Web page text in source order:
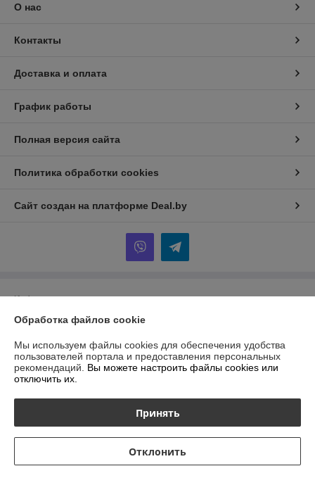
О нас
Контакты
Доставка и оплата
График работы
Полная версия сайта
Политика обработки cookies
Сайт создан на платформе Deal.by
Информация для покупателя
Индивидуальный предприниматель:
Гомельская д.51
Регистрационный номер ЕГР: 491479958
Регистрационный орган: Буда-Кошелёвский районный
Дата регистрации компании: 22.02.2022
Местонахождение книги жалоб и предложений: ул.Тимирязева 65
Обработка файлов cookie
Мы используем файлы cookies для обеспечения удобства
пользователей портала и предоставления персональных
рекомендаций. Вы можете настроить файлы cookies или
отключить их.
Принять
Отклонить